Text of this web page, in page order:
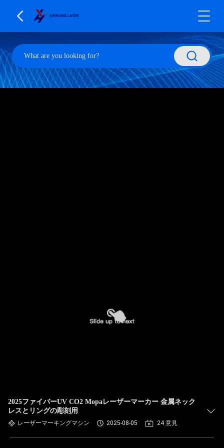
2025ファイバーUV CO2 Mopaレーザーマーカー 金属ネック
レスとリングの彫刻用
レーザーマーキングマシン 2025-08-05 24 意見